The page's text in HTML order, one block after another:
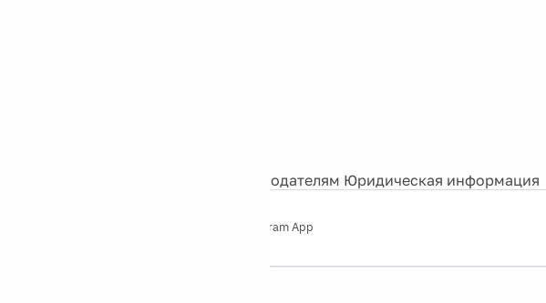
Рекламодателям Юридическая информация
Telegram App